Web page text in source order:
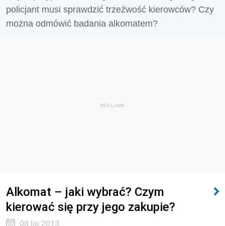
policjant musi sprawdzić trzeźwość kierowców? Czy
można odmówić badania alkomatem?
REKLAMA
Alkomat – jaki wybrać? Czym
kierować się przy jego zakupie?
08 lip 2013